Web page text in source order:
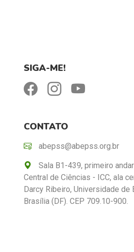
SIGA-ME!
CONTATO
abepss@abepss.org.br
Sala B1-439, primeiro
Central de Ciências - ICC, ala
Darcy Ribeiro, Universidade de
Brasília (DF). CEP 709.10-900.